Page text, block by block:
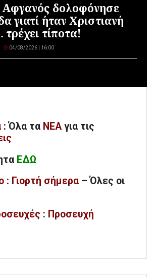
δολοφόνησε
γιατί ήταν Χριστιανή
τρέχει τίποτα!
04/08/2026 | 16:00
: Όλα τα ΝΕΑ για τις
ΕΔΩ
: Γιορτή σήμερα – Όλες οι
: Προσευχή